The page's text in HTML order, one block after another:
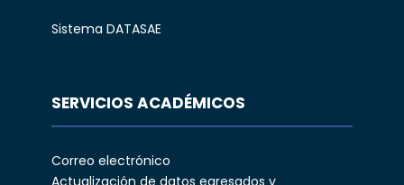
Sistema DATASAE
SERVICIOS ACADÉMICOS
Correo electrónico
Actualización de datos egresados y